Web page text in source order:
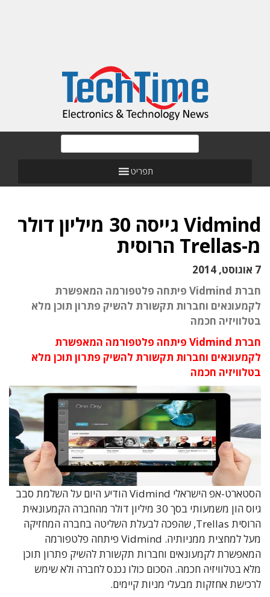
תפריט
Vidmind גייסה 30 מיליון דולר
מ-Trellas הרוסית
7 אוגוסט, 2014
חברת Vidmind פיתחה פלטפורמה המאפשרת
לקמעונאים וחברות תקשורת להשיק פתרון תוכן מלא
בטלוויזיה חכמה
חברת Vidmind פיתחה פלטפורמה המאפשרת
לקמעונאים וחברות תקשורת להשיק פתרון תוכן מלא
בטלוויזיה חכמה
הסטארט-אפ הישראלי Vidmind הודיע היום על השלמת סבב
גיוס הון משמעותי בסך 30 מיליון דולר מהחברה הקמעונאית
הרוסית Trellas, שהפכה לבעלת השליטה בחברה המחזיקה
מעל למחצית ממניותיה. Vidmind פיתחה פלטפורמה
המאפשרת לקמעונאים וחברות תקשורת להשיק פתרון תוכן
מלא בטלוויזיה חכמה. הסכום כולו נכנס לחברה ולא שימש
לרכישת אחזקות מבעלי מניות קיימים.